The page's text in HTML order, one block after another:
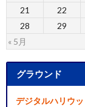
« 5月
21
22
28
29
グラウンド
デジタルハリウ